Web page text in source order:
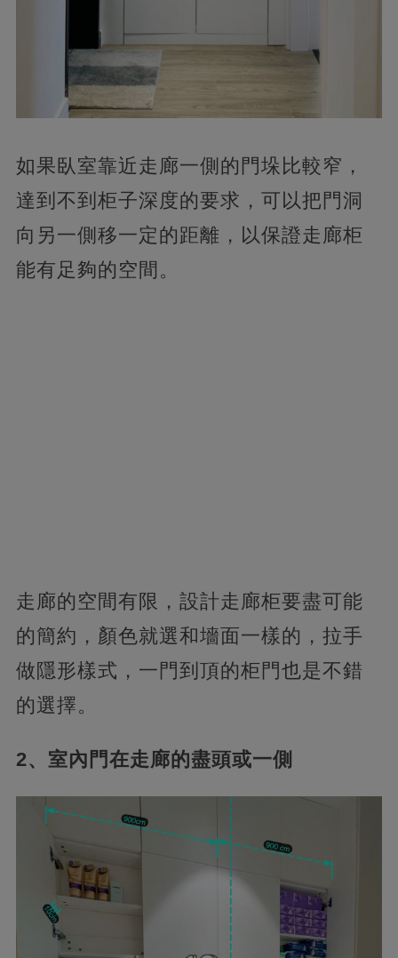
如果臥室靠近走廊一側的門垛比較窄，
達到不到柜子深度的要求，可以把門洞
向另一側移一定的距離，以保證走廊柜
能有足夠的空間。
走廊的空間有限，設計走廊柜要盡可能
的簡約，顏色就選和墻面一樣的，拉手
做隱形樣式，一門到頂的柜門也是不錯
的選擇。
2、室內門在走廊的盡頭或一側